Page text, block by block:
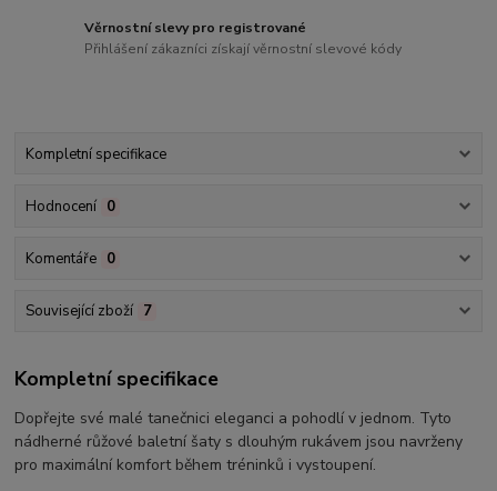
Věrnostní slevy pro registrované
Přihlášení zákazníci získají věrnostní slevové kódy
Kompletní specifikace
Hodnocení 0
Komentáře 0
Související zboží 7
Kompletní specifikace
Dopřejte své malé tanečnici eleganci a pohodlí v jednom. Tyto
nádherné růžové baletní šaty s dlouhým rukávem jsou navrženy
pro maximální komfort během tréninků i vystoupení.